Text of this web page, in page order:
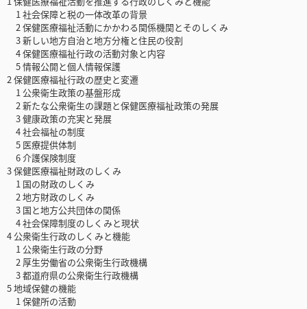
1 社会保障と税の一体改革の背景
2 保健医療福祉活動にかかわる関係機関とそのしくみ
3 新しい地方自治と地方分権と住民の役割
4 保健医療福祉行政の活動対象と内容
5 情報公開と個人情報保護
2 保健医療福祉行政の歴史と変遷
1 公衆衛生政策の基盤形成
2 新たな公衆衛生の課題と保健医療福祉政策の発展
3 健康政策の充実と発展
4 社会福祉の制度
5 医療提供体制
6 介護保険制度
3 保健医療福祉財政のしくみ
1 国の財政のしくみ
2 地方財政のしくみ
3 国と地方公共団体の関係
4 社会保障制度のしくみと現状
4 公衆衛生行政のしくみと機能
1 公衆衛生行政の分野
2 厚生労働省の公衆衛生行政機構
3 都道府県の公衆衛生行政機構
5 地域保健の機能
1 保健所の活動